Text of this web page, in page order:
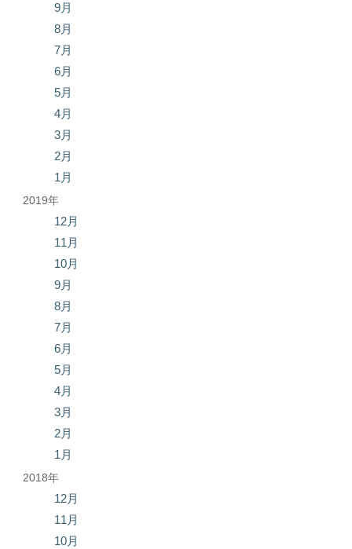
9月
8月
7月
6月
5月
4月
3月
2月
1月
2019年
12月
11月
10月
9月
8月
7月
6月
5月
4月
3月
2月
1月
2018年
12月
11月
10月